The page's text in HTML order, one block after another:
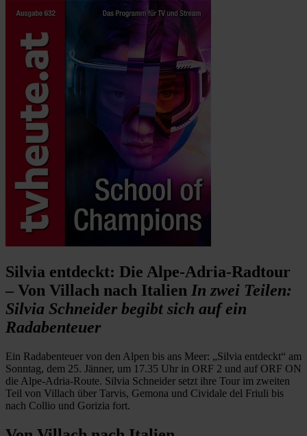
Silvia entdeckt: Die Alpe-Adria-Radtour
– Von Villach nach Italien In zwei Teilen:
Silvia Schneider begibt sich auf ein
Radabenteuer
Ein Radabenteuer von den Alpen bis ans Meer: „Silvia entdeckt“ am
Sonntag, dem 25. Jänner, um 17.35 Uhr in ORF 2 und auf ORF ON
die Alpe-Adria-Route. Silvia Schneider setzt ihre Tour im zweiten
Teil von Villach über Tarvis, Gemona und Cividale del Friuli bis
nach Collio und Gorizia fort.